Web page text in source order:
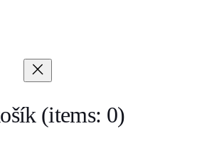
(items: 0)